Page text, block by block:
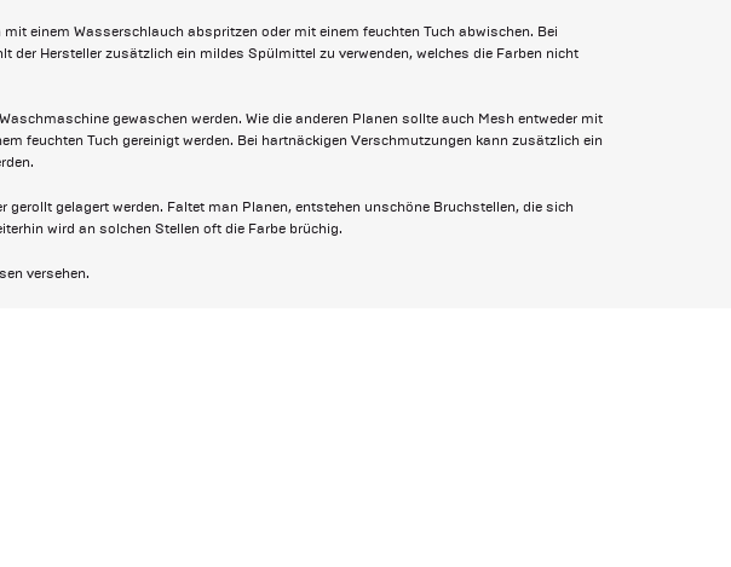
einem Wasserschlauch abspritzen oder mit einem feuchten Tuch abwischen. Bei
der Hersteller zusätzlich ein mildes Spülmittel zu verwenden, welches die Farben nicht
gewaschen werden. Wie die anderen Planen sollte auch Mesh entweder mit
feuchten Tuch gereinigt werden. Bei hartnäckigen Verschmutzungen kann zusätzlich ein
gerollt gelagert werden. Faltet man Planen, entstehen unschöne Bruchstellen, die sich
wird an solchen Stellen oft die Farbe brüchig.
versehen.